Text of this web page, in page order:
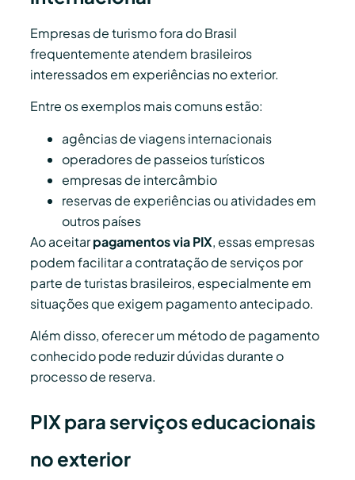
Empresas de turismo fora do Brasil
frequentemente atendem brasileiros
interessados em experiências no exterior.
Entre os exemplos mais comuns estão:
agências de viagens internacionais
operadores de passeios turísticos
empresas de intercâmbio
reservas de experiências ou atividades em
outros países
Ao aceitarpagamentos via PIX, essas empresas
podem facilitar a contratação de serviços por
parte de turistas brasileiros, especialmente em
situações que exigem pagamento antecipado.
Além disso, oferecer um método de pagamento
conhecido pode reduzir dúvidas durante o
processo de reserva.
PIX para serviços educacionais
no exterior